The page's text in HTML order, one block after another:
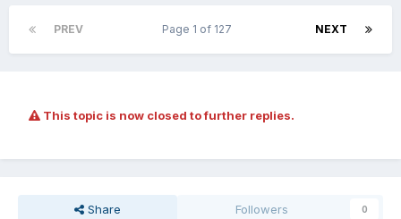
PREV NEXT
Page 1 of 127
This topic is now closed to further replies.
Share Followers 0